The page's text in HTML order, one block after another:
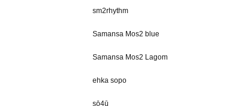
sm2rhythm
Samansa Mos2 blue
Samansa Mos2 Lagom
ehka sopo
sō4ū